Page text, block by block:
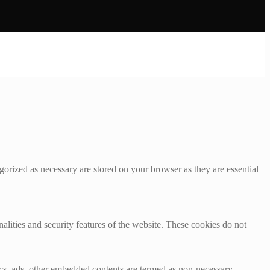
as necessary are stored on your browser as they are essential
and security features of the website. These cookies do not